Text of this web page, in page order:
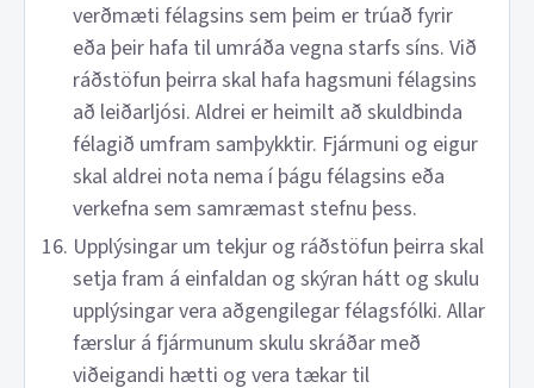
verðmæti félagsins sem þeim er trúað fyrir
eða þeir hafa til umráða vegna starfs síns. Við
ráðstöfun þeirra skal hafa hagsmuni félagsins
að leiðarljósi. Aldrei er heimilt að skuldbinda
félagið umfram samþykktir. Fjármuni og eigur
skal aldrei nota nema í þágu félagsins eða
verkefna sem samræmast stefnu þess.
Upplýsingar um tekjur og ráðstöfun þeirra skal
setja fram á einfaldan og skýran hátt og skulu
upplýsingar vera aðgengilegar félagsfólki. Allar
færslur á fjármunum skulu skráðar með
viðeigandi hætti og vera tækar til